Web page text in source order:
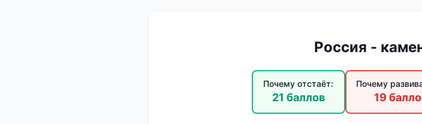
Россия -
Почему отстаёт:
21 баллов
Почему
19